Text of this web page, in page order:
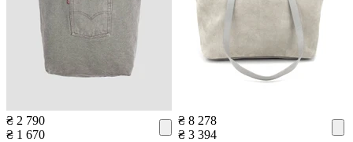
₴ 2 790
₴ 1 670
₴ 8 278
₴ 3 394